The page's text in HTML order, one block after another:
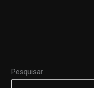
Pesquisar